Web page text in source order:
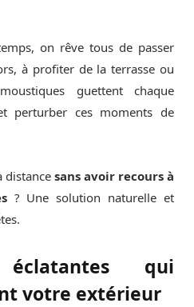
on rêve tous de passer
à profiter de la terrasse ou
guettent chaque
perturber ces moments de
distance sans avoir recours à
? Une solution naturelle et
qui
votre extérieur